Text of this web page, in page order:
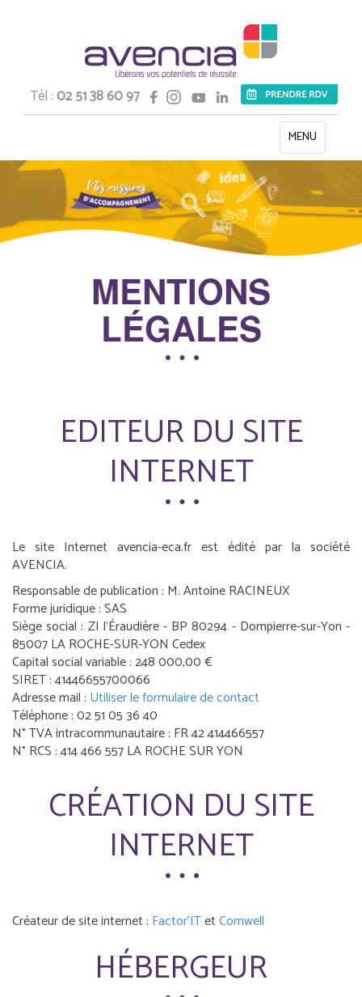
Tél :02 51 38 60 97
Toggle
navigation
MENU
MENTIONS
LÉGALES
EDITEUR DU SITE
INTERNET
Le site Internet avencia-eca.fr est édité par la société
AVENCIA.
Responsable de publication : M. Antoine RACINEUX
Forme juridique : SAS
Siège social : ZI l‘Éraudière - BP 80294 - Dompierre-sur-Yon -
85007 LA ROCHE-SUR-YON Cedex
Capital social variable : 248 000,00 €
SIRET : 41446655700066
Adresse mail : Utiliser le formulaire de contact
Téléphone : 02 51 05 36 40
N° TVA intracommunautaire : FR 42 414466557
N° RCS : 414 466 557 LA ROCHE SUR YON
CRÉATION DU SITE
INTERNET
Créateur de site internet : Factor'ITetComwell
HÉBERGEUR